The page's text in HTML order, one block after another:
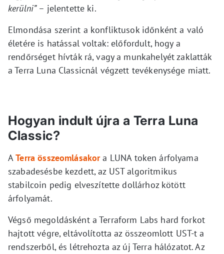
kerülni”– jelentette ki.
Elmondása szerint a konfliktusok időnként a való
életére is hatással voltak: előfordult, hogy a
rendőrséget hívták rá, vagy a munkahelyét zaklatták
a Terra Luna Classicnál végzett tevékenysége miatt.
Hogyan indult újra a Terra Luna
Classic?
ATerra összeomlásakora LUNA token árfolyama
szabadesésbe kezdett, az UST algoritmikus
stabilcoin pedig elveszítette dollárhoz kötött
árfolyamát.
Végső megoldásként a Terraform Labs hard forkot
hajtott végre, eltávolította az összeomlott UST-t a
rendszerből, és létrehozta az új Terra hálózatot. Az